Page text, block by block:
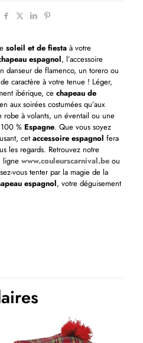
soleil et de fiestaà votre
espagnol, l’accessoire
danseur de flamenco, un torero ou
caractère à votre tenue ! Léger,
ibérique, ce chapeau de
aux soirées costumées qu’aux
robe à volants, un éventail ou une
% Espagne. Que vous soyez
cet accessoire espagnol fera
les regards. Retrouvez notre
ligne www.couleurscarnival.beou
vous tenter par la magie de la
espagnol, votre déguisement